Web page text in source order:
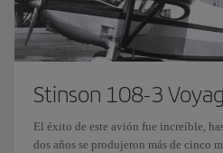
Stinson 108-3
El éxito de este avión fue increíble,
dos años se produjeron más de cinco